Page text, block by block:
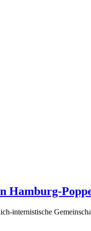
Hamburg-
internistische